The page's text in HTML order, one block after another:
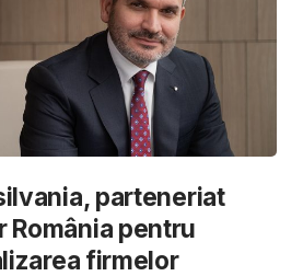
parteneriat
România pentru
firmelor